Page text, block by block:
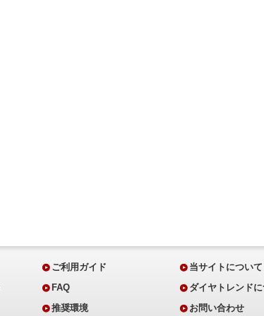
ご利用ガイド
FAQ
推奨環境
当サイトについて
ダイヤトレンド
お問い合わせ